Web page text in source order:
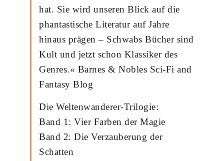
hat. Sie wird unseren Blick auf die
phantastische Literatur auf Jahre
hinaus prägen – Schwabs Bücher sind
Kult und jetzt schon Klassiker des
Genres.« Barnes & Nobles Sci-Fi and
Fantasy Blog
Die Weltenwanderer-Trilogie:
Band 1: Vier Farben der Magie
Band 2: Die Verzauberung der
Schatten